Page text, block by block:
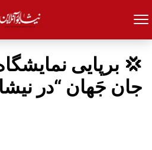
💢 برپایی
جان جَهان “در